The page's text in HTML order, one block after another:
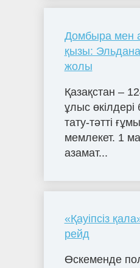
Домбыра мен
қызы:
жолы
Қазақстан –
ұлыс
тату-тәтті
мемлекет. 1
азамат...
«Қауіпсіз
рейд
Өскеменде